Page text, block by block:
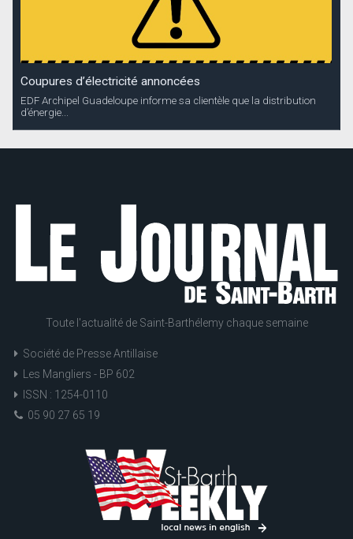
Coupures d’électricité annoncées
EDF Archipel Guadeloupe informe sa clientèle que la distribution
d’énergie...
Toute l'actualité de Saint-Barthélemy chaque semaine
Société de Presse Antillaise
Les Mangliers - BP 602
ISSN : 1254-0110
05 90 27 65 19